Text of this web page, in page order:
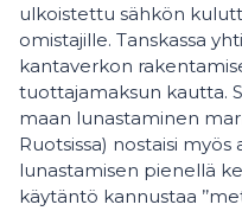
ulkoistettu sähkön
omistajille. Tanskassa
kantaverkon
tuottajamaksun kautta.
maan lunastaminen
Ruotsissa) nostaisi
lunastamisen pienellä
käytäntö kannustaa